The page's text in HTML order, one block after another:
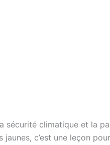
sécurité climatique et la
c’est une leçon